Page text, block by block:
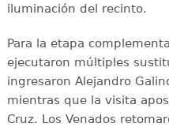
iluminación del recinto.
Para la etapa
ejecutaron múltiples
ingresaron Alejandro
mientras que la visita
Cruz. Los Venados